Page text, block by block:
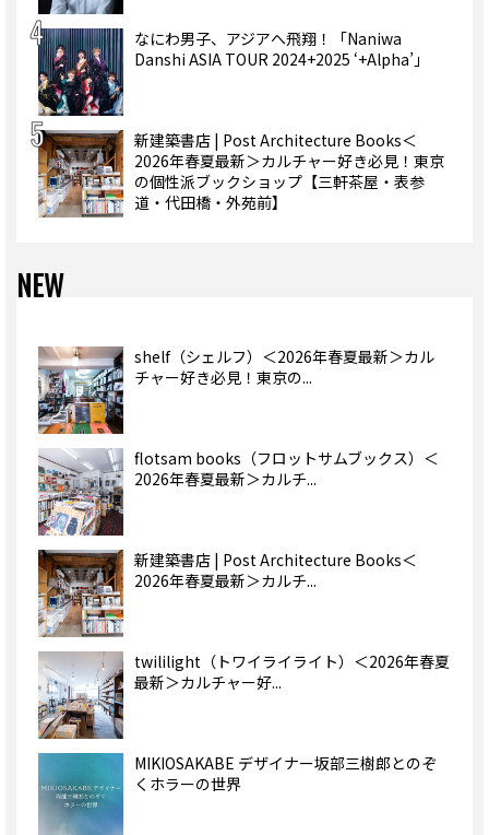
なにわ男子、アジアへ飛翔！「Naniwa
Danshi ASIA TOUR 2024+2025 ‘+Alpha’」
新建築書店 | Post Architecture Books＜
2026年春夏最新＞カルチャー好き必見！東京
の個性派ブックショップ【三軒茶屋・表参
道・代田橋・外苑前】
NEW
shelf（シェルフ）＜2026年春夏最新＞カル
チャー好き必見！東京の...
flotsam books（フロットサムブックス）＜
2026年春夏最新＞カルチ...
新建築書店 | Post Architecture Books＜
2026年春夏最新＞カルチ...
twililight（トワイライライト）＜2026年春夏
最新＞カルチャー好...
MIKIOSAKABE デザイナー坂部三樹郎とのぞ
くホラーの世界